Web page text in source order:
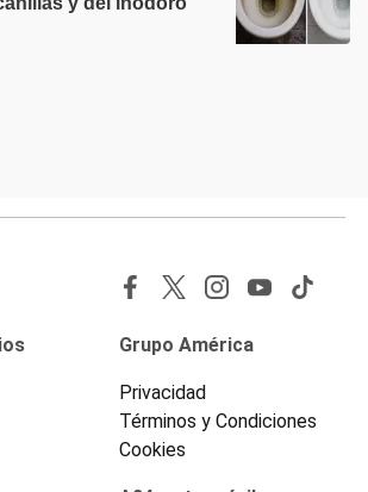
Grupo América
Privacidad
Términos y Condiciones
Cookies